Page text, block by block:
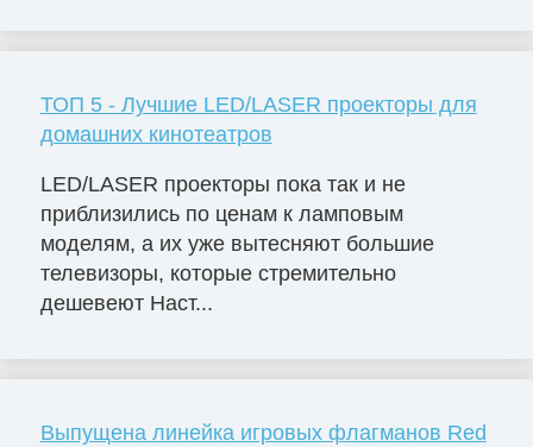
ТОП 5 - Лучшие LED/LASER проекторы для
домашних кинотеатров
LED/LASER проекторы пока так и не
приблизились по ценам к ламповым
моделям, а их уже вытесняют большие
телевизоры, которые стремительно
дешевеют Наст...
Выпущена линейка игровых флагманов Red